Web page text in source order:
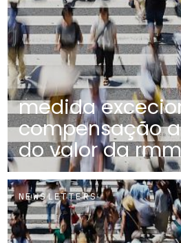
medida
compensação
do valor da
NEWSLETTERS